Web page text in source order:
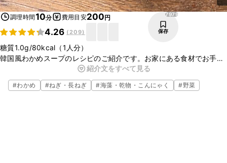
調理時間10分 費用目安200円
4.26 (209)
7979
保存
糖質1.0g/80kcal（1人分）
韓国風わかめスープのレシピのご紹介です。お家にある食材でお手軽
にお作りいただけます。わかめを軽く炒めることでとろっとした食感
に仕上がります。
※この糖質量・カロリーは調理法等を考慮した栄養計算を行っている
紹介文をすべて見る
#わかめ #ねぎ・長ねぎ #海藻・乾物・こんにゃく #野菜